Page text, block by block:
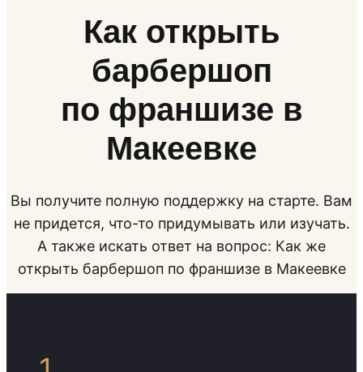
Как открыть
барбершоп
по франшизе в
Макеевке
Вы получите полную поддержку на старте. Вам
не придется, что-то придумывать или изучать.
А также искать ответ на вопрос: Как же
открыть барбершоп по франшизе в Макеевке